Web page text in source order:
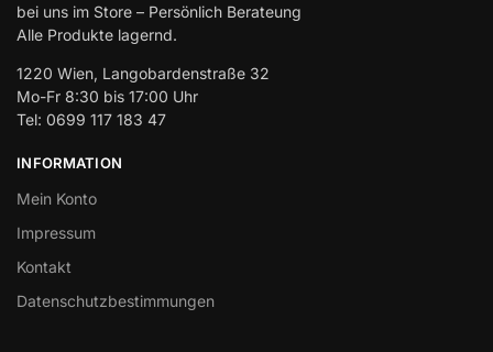
bei uns im Store – Persönlich Berateung
Alle Produkte lagernd.
1220 Wien, Langobardenstraße 32
Mo-Fr 8:30 bis 17:00 Uhr
Tel: 0699 117 183 47
INFORMATION
Mein Konto
Impressum
Kontakt
Datenschutzbestimmungen